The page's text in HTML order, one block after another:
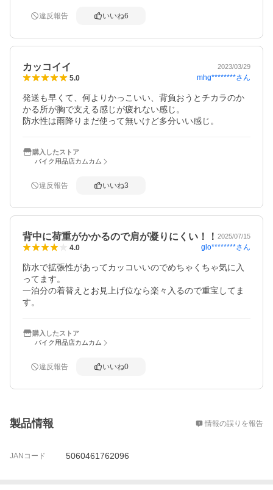
違反報告 いいね6
カッコイイ 2023/03/29
5.0 mhg********さん
発送も早くて、何よりかっこいい、背負おうとチカラのか
かる所が胸で支える感じが疲れない感じ。
防水性は雨降りまだ使って無いけど多分いい感じ。
購入したストア
バイク用品店カムカム
違反報告 いいね3
背中に荷重がかかるので肩が凝りにくい！！ 2025/07/15
4.0 glo********さん
防水で拡張性があってカッコいいのでめちゃくちゃ気に入
ってます。
一泊分の着替えとお見上げ位なら楽々入るので重宝してま
す。
購入したストア
バイク用品店カムカム
違反報告 いいね0
製品情報 情報の誤りを報告
JANコード 5060461762096